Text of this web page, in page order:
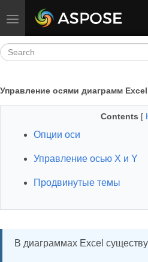
Toggle navigation
Управление осями диаграмм Excel
Contents [
Опции оси
Управление осью X и Y
Продвинутые темы
В диаграммах Excel